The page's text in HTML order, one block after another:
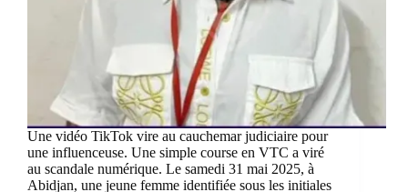
Une vidéo TikTok vire au cauchemar judiciaire pour
une influenceuse. Une simple course en VTC a viré
au scandale numérique. Le samedi 31 mai 2025, à
Abidjan, une jeune femme identifiée sous les initiales